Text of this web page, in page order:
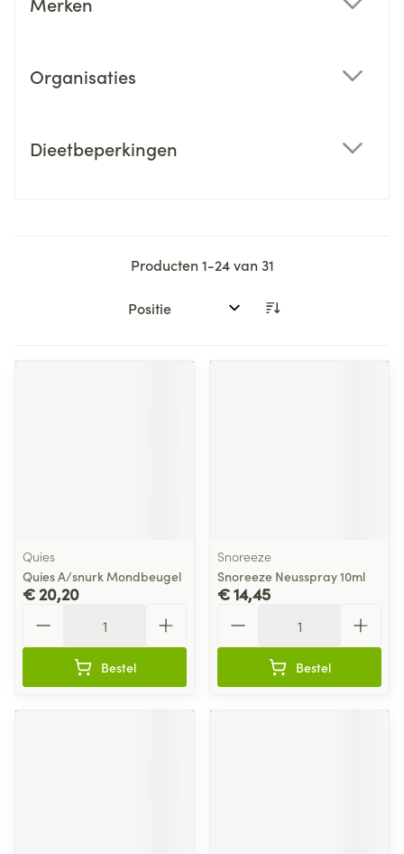
Organisaties
Dieetbeperkingen
Producten1-24van31
Sorteer op:
Quies
Quies A/snurk Mondbeugel
€ 20,20
Bestel
Snoreeze
Snoreeze Neusspray 10ml
€ 14,45
Bestel